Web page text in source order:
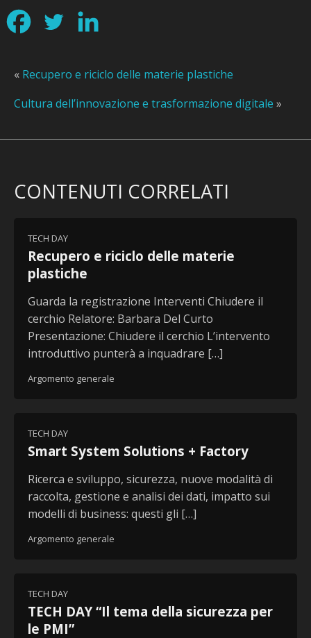
« Recupero e riciclo delle materie plastiche
Cultura dell’innovazione e trasformazione digitale »
CONTENUTI CORRELATI
TECH DAY
Recupero e riciclo delle materie
plastiche
Guarda la registrazione Interventi Chiudere il
cerchio Relatore: Barbara Del Curto
Presentazione: Chiudere il cerchio L’intervento
introduttivo punterà a inquadrare […]
Argomento generale
TECH DAY
Smart System Solutions + Factory
Ricerca e sviluppo, sicurezza, nuove modalità di
raccolta, gestione e analisi dei dati, impatto sui
modelli di business: questi gli […]
Argomento generale
TECH DAY
TECH DAY “Il tema della sicurezza per
le PMI”